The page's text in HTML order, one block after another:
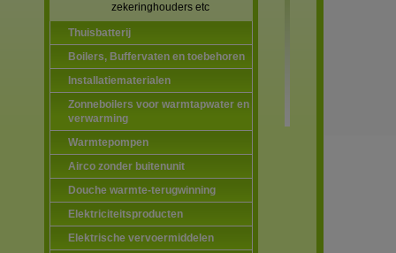
zekeringhouders etc
Thuisbatterij
Boilers, Buffervaten en toebehoren
Installatiematerialen
Zonneboilers voor warmtapwater en
verwarming
Warmtepompen
Airco zonder buitenunit
Douche warmte-terugwinning
Elektriciteitsproducten
Elektrische vervoermiddelen